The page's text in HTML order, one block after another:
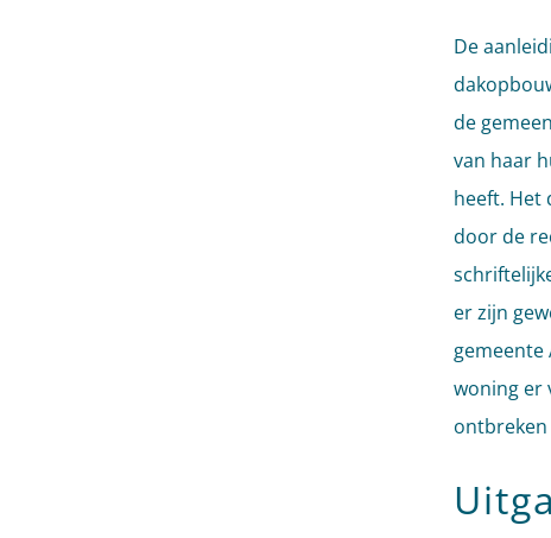
De
de
van haar
heeft. Het
door de
er zijn
gemeente
woning er
ontbreken